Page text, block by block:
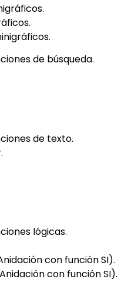
de búsqueda.
de texto.
lógicas.
con función SI).
con función SI).